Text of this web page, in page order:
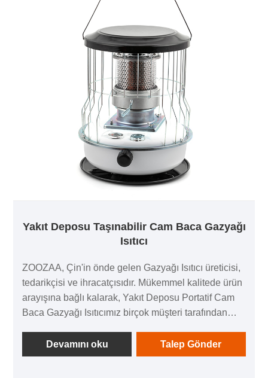
Yakıt Deposu Taşınabilir Cam Baca Gazyağı
Isıtıcı
ZOOZAA, Çin'in önde gelen Gazyağı Isıtıcı üreticisi,
tedarikçisi ve ihracatçısıdır. Mükemmel kalitede ürün
arayışına bağlı kalarak, Yakıt Deposu Portatif Cam
Baca Gazyağı Isıtıcımız birçok müşteri tarafından
hammaddeler, yüksek performans ve rekabetçi fiyat
her müşterinin istediği şeylerdir ve biz de size bunu
Devamını oku Talep Gönder